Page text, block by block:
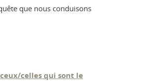
que nous conduisons
celles qui sont le